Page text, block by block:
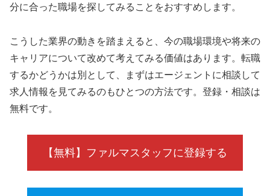
分に合った職場を探してみることをおすすめします。
こうした業界の動きを踏まえると、今の職場環境や将来の
キャリアについて改めて考えてみる価値はあります。転職
するかどうかは別として、まずはエージェントに相談して
求人情報を見てみるのもひとつの方法です。登録・相談は
無料です。
【無料】ファルマスタッフに登録する